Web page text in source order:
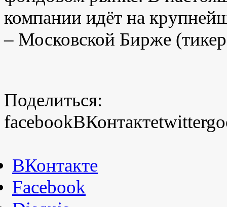
компании идёт на
– Московской Бирже
Поделиться:
facebookВКонтактеtwitter
ВКонтакте
Facebook